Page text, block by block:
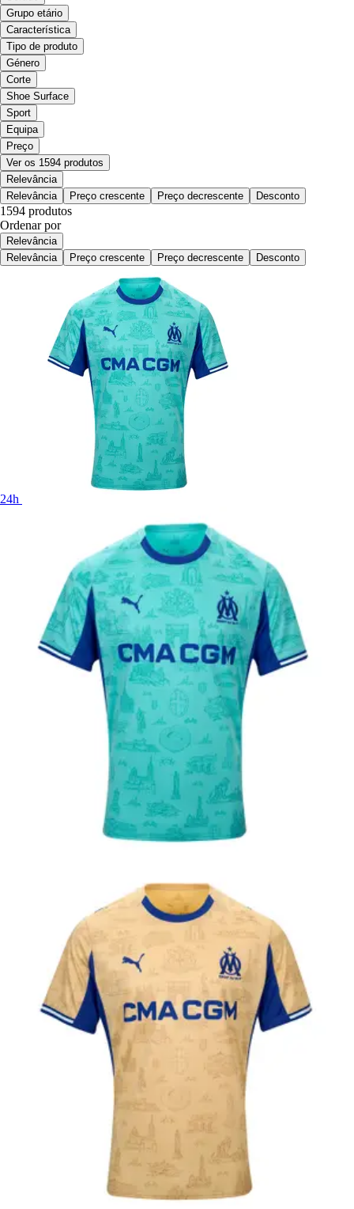
Grupo etário
Característica
Tipo de produto
Género
Corte
Shoe Surface
Sport
Equipa
Preço
Ver os 1594 produtos
Relevância
Relevância
Preço crescente Preço decrescente Desconto
1594 produtos
Ordenar por
Relevância
Relevância
Preço crescente Preço decrescente Desconto
24h